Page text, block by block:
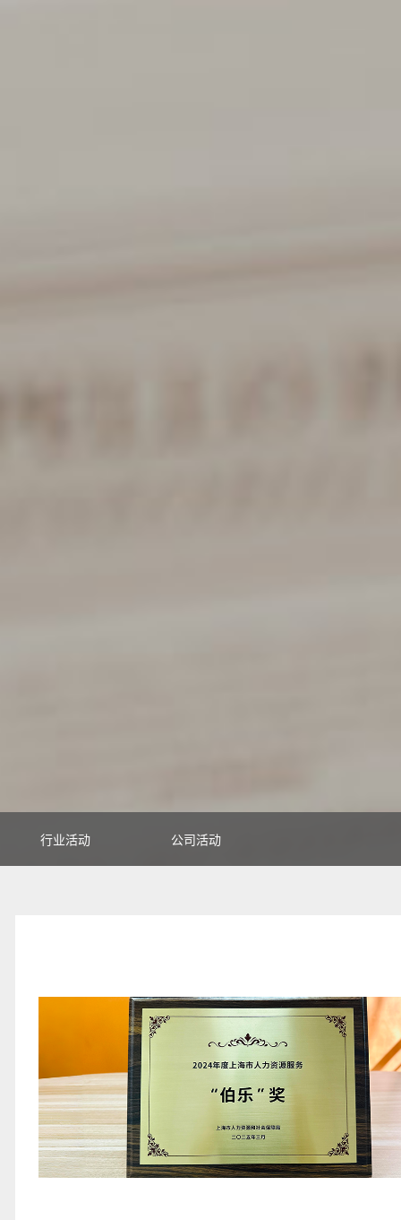
行业活动 公司活动